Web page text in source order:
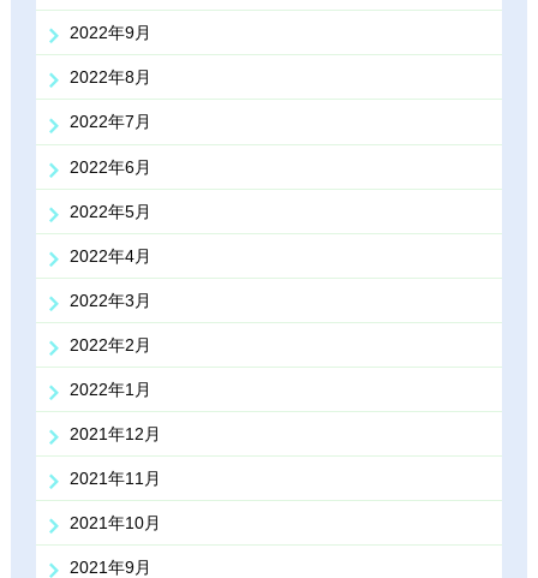
2022年9月
2022年8月
2022年7月
2022年6月
2022年5月
2022年4月
2022年3月
2022年2月
2022年1月
2021年12月
2021年11月
2021年10月
2021年9月